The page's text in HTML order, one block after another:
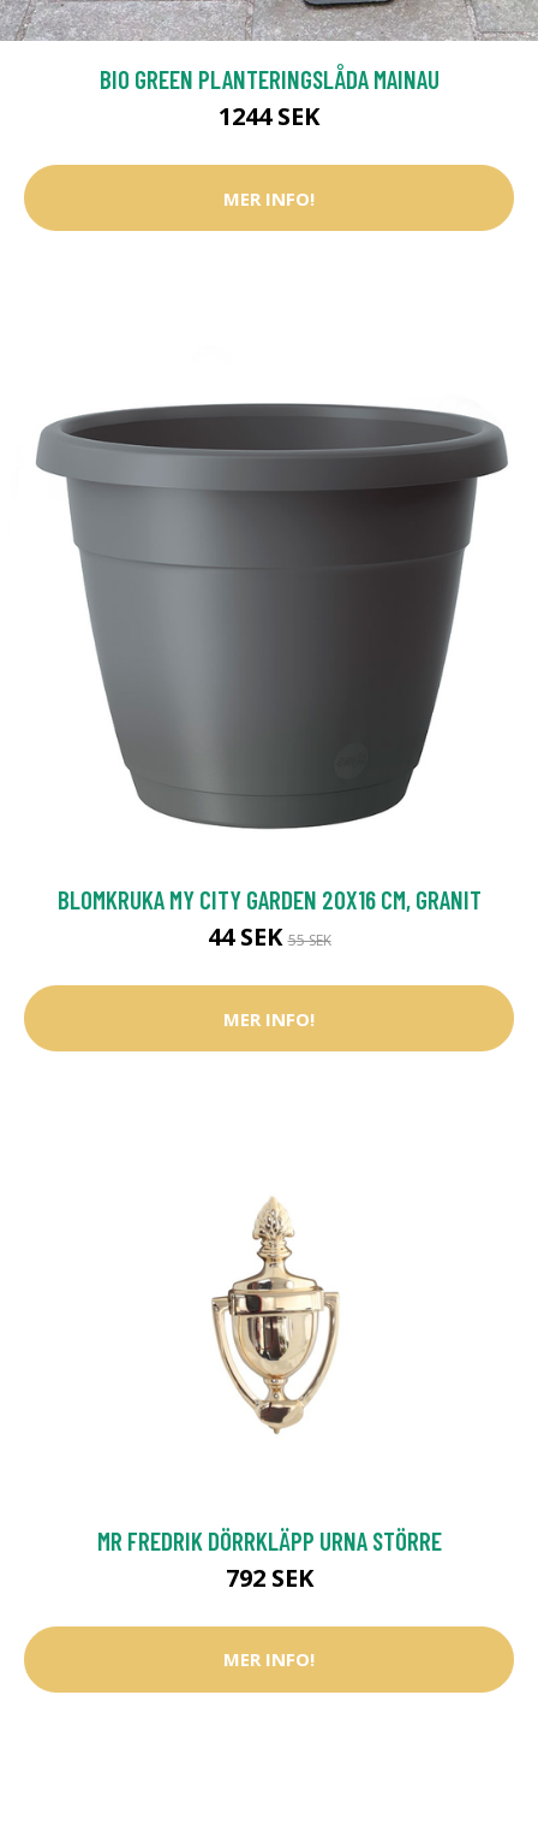
BIO GREEN PLANTERINGSLÅDA MAINAU
1244 SEK
MER INFO!
BLOMKRUKA MY CITY GARDEN 20X16 CM, GRANIT
44 SEK55 SEK
MER INFO!
MR FREDRIK DÖRRKLÄPP URNA STÖRRE
792 SEK
MER INFO!